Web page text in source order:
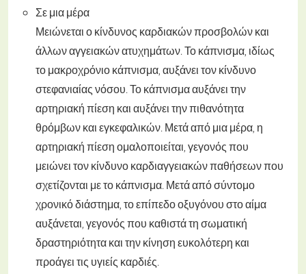
Σε μια μέρα
Μειώνεται ο κίνδυνος καρδιακών προσβολών και
άλλων αγγειακών ατυχημάτων. Το κάπνισμα, ιδίως
το μακροχρόνιο κάπνισμα, αυξάνει τον κίνδυνο
στεφανιαίας νόσου. Το κάπνισμα αυξάνει την
αρτηριακή πίεση και αυξάνει την πιθανότητα
θρόμβων και εγκεφαλικών. Μετά από μια μέρα, η
αρτηριακή πίεση ομαλοποιείται, γεγονός που
μειώνει τον κίνδυνο καρδιαγγειακών παθήσεων που
σχετίζονται με το κάπνισμα. Μετά από σύντομο
χρονικό διάστημα, το επίπεδο οξυγόνου στο αίμα
αυξάνεται, γεγονός που καθιστά τη σωματική
δραστηριότητα και την κίνηση ευκολότερη και
προάγει τις υγιείς καρδιές.